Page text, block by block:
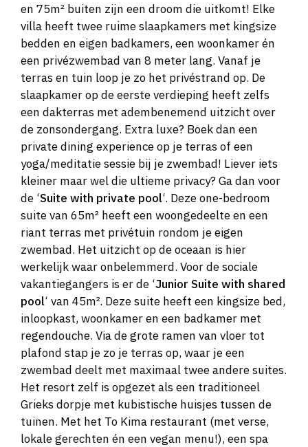
en 75m² buiten zijn een droom die uitkomt! Elke
villa heeft twee ruime slaapkamers met kingsize
bedden en eigen badkamers, een woonkamer én
een privézwembad van 8 meter lang. Vanaf je
terras en tuin loop je zo het privéstrand op. De
slaapkamer op de eerste verdieping heeft zelfs
een dakterras met adembenemend uitzicht over
de zonsondergang. Extra luxe? Boek dan een
private dining experience op je terras of een
yoga/meditatie sessie bij je zwembad! Liever iets
kleiner maar wel die ultieme privacy? Ga dan voor
de ‘Suite with private pool‘. Deze one-bedroom
suite van 65m² heeft een woongedeelte en een
riant terras met privétuin rondom je eigen
zwembad. Het uitzicht op de oceaan is hier
werkelijk waar onbelemmerd. Voor de sociale
vakantiegangers is er de ‘Junior Suite with shared
pool‘ van 45m². Deze suite heeft een kingsize bed,
inloopkast, woonkamer en een badkamer met
regendouche. Via de grote ramen van vloer tot
plafond stap je zo je terras op, waar je een
zwembad deelt met maximaal twee andere suites.
Het resort zelf is opgezet als een traditioneel
Grieks dorpje met kubistische huisjes tussen de
tuinen. Met het To Kima restaurant (met verse,
lokale gerechten én een vegan menu!), een spa